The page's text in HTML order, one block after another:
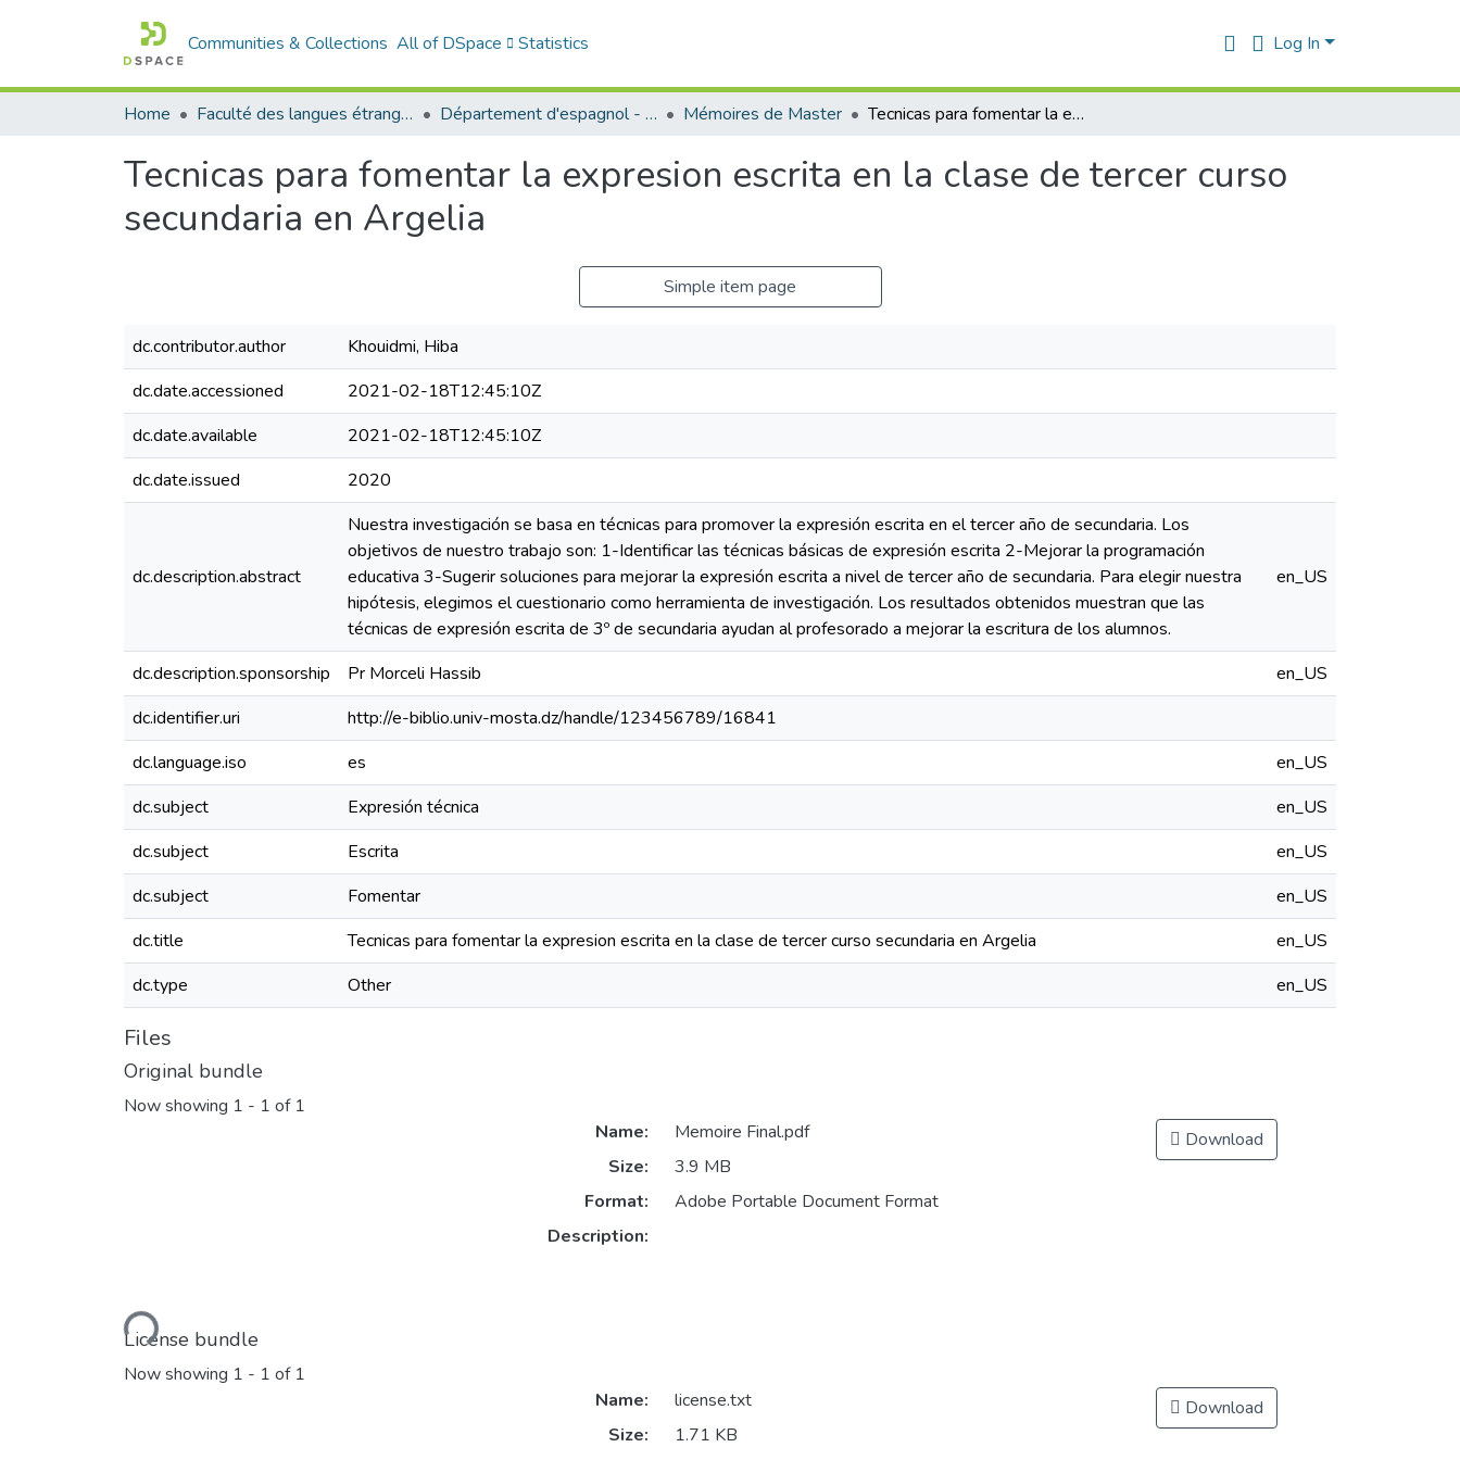
Communities & Collections All of DSpace Statistics Log In
Home Faculté des langues étrangères Département d'espagnol - قسم اللفة الإسبانية Mémoires de Master Tecnicas para fomentar la expresion escrita en la clase de tercer curso secundaria en Argelia
Tecnicas para fomentar la expresion escrita en la clase de tercer curso
secundaria en Argelia
Simple item page
dc.contributor.author
Khouidmi, Hiba
dc.date.accessioned
2021-02-18T12:45:10Z
dc.date.available
2021-02-18T12:45:10Z
dc.date.issued
2020
dc.description.abstract
Nuestra investigación se basa en técnicas para promover la expresión escrita en el tercer año de secundaria. Los
objetivos de nuestro trabajo son: 1-Identificar las técnicas básicas de expresión escrita 2-Mejorar la programación
educativa 3-Sugerir soluciones para mejorar la expresión escrita a nivel de tercer año de secundaria. Para elegir nuestra
hipótesis, elegimos el cuestionario como herramienta de investigación. Los resultados obtenidos muestran que las
técnicas de expresión escrita de 3º de secundaria ayudan al profesorado a mejorar la escritura de los alumnos.
en_US
dc.description.sponsorship Pr Morceli Hassib
en_US
dc.identifier.uri
http://e-biblio.univ-mosta.dz/handle/123456789/16841
dc.language.iso
es
en_US
dc.subject
Expresión técnica
en_US
dc.subject
Escrita
en_US
dc.subject
Fomentar
en_US
dc.title
Tecnicas para fomentar la expresion escrita en la clase de tercer curso secundaria en Argelia
en_US
dc.type
Other en_US
Files
Original bundle
Now showing 1 - 1 of 1
Loading...
Name:
Memoire Final.pdf
Size:
3.9 MB
Format:
Adobe Portable Document Format
Description:
Download
License bundle
Now showing 1 - 1 of 1
Name:
license.txt
Size:
1.71 KB
Download